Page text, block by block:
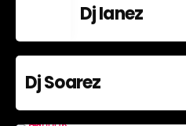
Dj Ianez
Dj Soarez